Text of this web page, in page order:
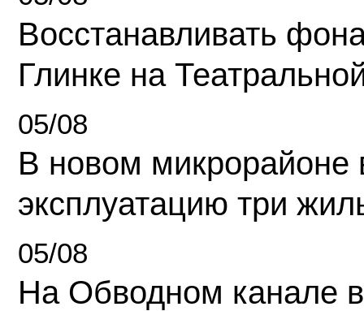
Восстанавливать
Глинке на
05/08
В новом микрорайоне
эксплуатацию три
05/08
На Обводном канале